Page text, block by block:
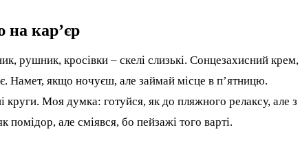
на кар’єр
рушник, кросівки – скелі слизькі. Сонцезахисний крем,
Намет, якщо ночуєш, але займай місце в п’ятницю.
круги. Моя думка: готуйся, як до пляжного релаксу, але з
але сміявся, бо пейзажі того варті.